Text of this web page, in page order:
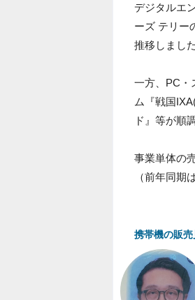
デジタルエ
ーズ テリー
推移しました
一方、PC・
ム『戦国
ド』等が順
事業単体の
（前年同期
携帯機の販